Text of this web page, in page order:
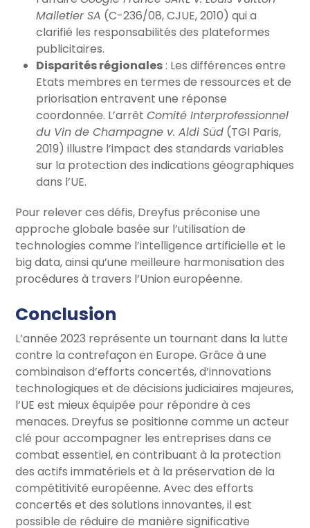
Malletier SA (C-236/08, CJUE, 2010) qui a
clarifié les responsabilités des plateformes
publicitaires.
Disparités régionales: Les différences entre
Etats membres en termes de ressources et de
priorisation entravent une réponse
coordonnée. L’arrêtComité Interprofessionnel
du Vin de Champagne v. Aldi Süd (TGI Paris,
2019) illustre l’impact des standards variables
sur la protection des indications géographiques
dans l’UE.
Pour relever ces défis, Dreyfus préconise une
approche globale basée sur l’utilisation de
technologies comme l’intelligence artificielle et le
big data, ainsi qu’une meilleure harmonisation des
procédures à travers l’Union européenne.
Conclusion
L’année 2023 représente un tournant dans la lutte
contre la contrefaçon en Europe. Grâce à une
combinaison d’efforts concertés, d’innovations
technologiques et de décisions judiciaires majeures,
l’UE est mieux équipée pour répondre à ces
menaces. Dreyfus se positionne comme un acteur
clé pour accompagner les entreprises dans ce
combat essentiel, en contribuant à la protection
des actifs immatériels et à la préservation de la
compétitivité européenne. Avec des efforts
concertés et des solutions innovantes, il est
possible de réduire de manière significative